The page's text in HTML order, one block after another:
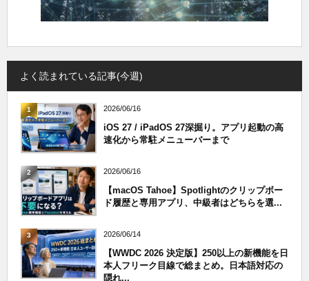
よく読まれている記事(今週)
1 2026/06/16
iOS 27 / iPadOS 27深掘り。アプリ起動の高
速化から常駐メニューバーまで
2 2026/06/16
【macOS Tahoe】Spotlightのクリップボー
ド履歴と専用アプリ、中級者はどちらを選...
3 2026/06/14
【WWDC 2026 決定版】250以上の新機能を日
本人フリーク目線で総まとめ。日本語対応の
隠れ...